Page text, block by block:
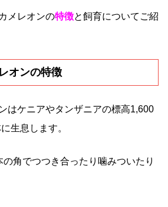
メレオンの特徴と飼育についてご紹
オンの特徴
はケニアやタンザニアの標高1,600
生息します。
角でつつき合ったり噛みついたり